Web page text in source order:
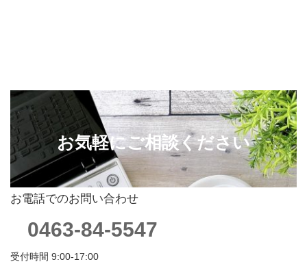
お気軽にご相談ください
お電話でのお問い合わせ
0463-84-5547
受付時間 9:00-17:00